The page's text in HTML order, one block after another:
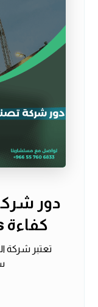
دور
كفاءة aramco suppliers
تعتبر شركة